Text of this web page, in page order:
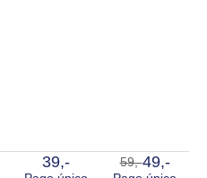
39,- 59,-49,-